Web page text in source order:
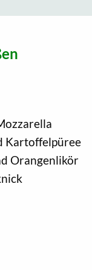
Kartoffelpüree
Orangenlikör